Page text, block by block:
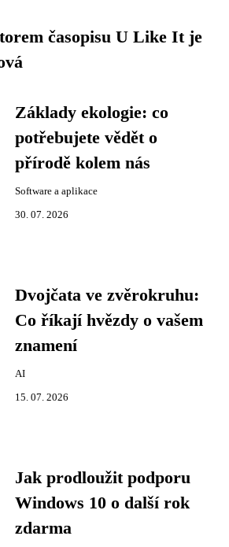
časopisu U Like It je
Základy ekologie: co
potřebujete vědět o
přírodě kolem nás
Software a aplikace
30. 07. 2026
Dvojčata ve zvěrokruhu:
Co říkají hvězdy o vašem
znamení
AI
15. 07. 2026
Jak prodloužit podporu
Windows 10 o další rok
zdarma